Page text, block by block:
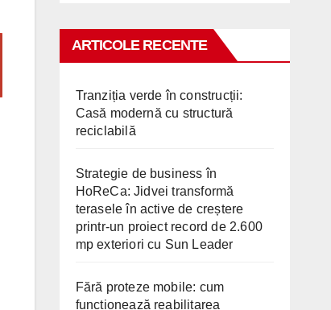
ARTICOLE RECENTE
Tranziția verde în construcții:
Casă modernă cu structură
reciclabilă
Strategie de business în
HoReCa: Jidvei transformă
terasele în active de creștere
printr-un proiect record de 2.600
mp exteriori cu Sun Leader
Fără proteze mobile: cum
funcționează reabilitarea